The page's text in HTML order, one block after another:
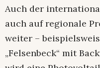
Auch der
auch auf regionale
weiter –
„Felsenbeck“ mit